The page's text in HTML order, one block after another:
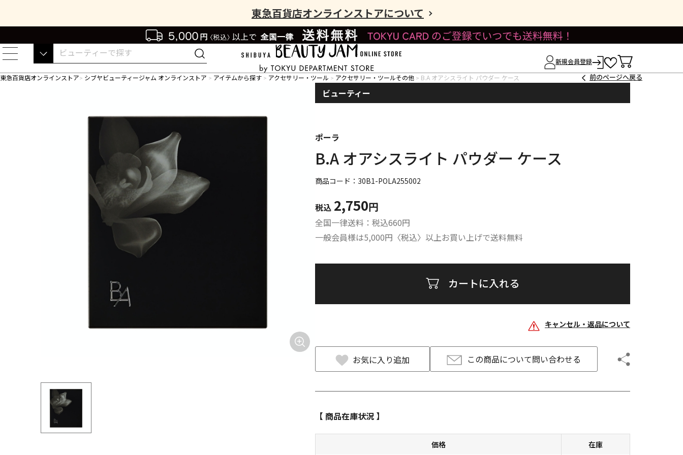
東急百貨店オンラインストアについて
新規会員登録
東急百貨店オンラインストア
シブヤビューティージャム オンラインストア アイテムから探す アクセサリー・ツール アクセサリー・ツールその他 B.A オアシスライト パウダー ケース 前のページへ戻る
ビューティー
ポーラ
B.A オアシスライト パウダー ケース
商品コード：30B1-POLA255002
税込 2,750円
全国一律送料：税込660円
一般会員様は5,000円〈税込〉以上お買い上げで送料無料
カートに入れる
キャンセル・返品について
お気に入り追加 この商品について問い合わせる
【 商品在庫状況 】
価格 在庫